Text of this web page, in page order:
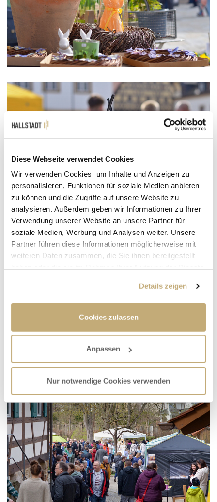
Diese Webseite verwendet Cookies
Wir verwenden Cookies, um Inhalte und Anzeigen zu
personalisieren, Funktionen für soziale Medien anbieten
zu können und die Zugriffe auf unsere Website zu
analysieren. Außerdem geben wir Informationen zu Ihrer
Verwendung unserer Website an unsere Partner für
soziale Medien, Werbung und Analysen weiter. Unsere
Partner führen diese Informationen möglicherweise mit
weiteren Daten zusammen, die Sie ihnen bereitgestellt
Details zeigen
Cookies zulassen
Anpassen
Nur notwendige Cookies verwenden